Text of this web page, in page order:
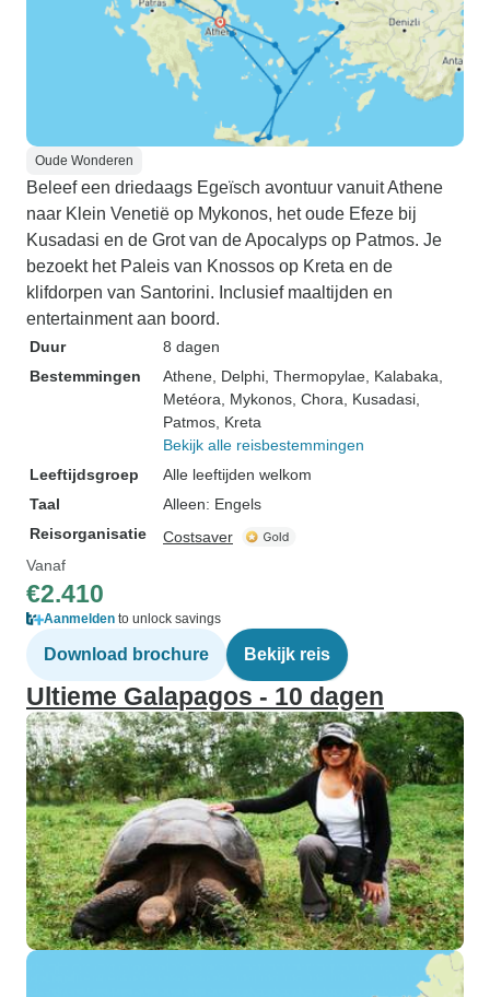
Oude Wonderen
Beleef een driedaags Egeïsch avontuur vanuit Athene
naar Klein Venetië op Mykonos, het oude Efeze bij
Kusadasi en de Grot van de Apocalyps op Patmos. Je
bezoekt het Paleis van Knossos op Kreta en de
klifdorpen van Santorini. Inclusief maaltijden en
entertainment aan boord.
Duur
8 dagen
Bestemmingen
Athene , Delphi , Thermopylae , Kalabaka
Metéora , Mykonos , Chora , Kusadasi
Patmos , Kreta
Bekijk alle reisbestemmingen
Leeftijdsgroep
Alle leeftijden welkom
Taal
Alleen: Engels
Reisorganisatie
Costsaver
Vanaf
€2.410
Aanmelden to unlock savings
Download brochure Bekijk reis
Ultieme Galapagos - 10 dagen